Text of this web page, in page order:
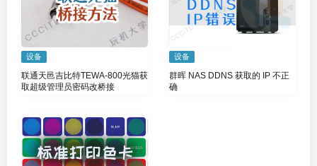
设备
联通天邑吉比特TEWA-800光猫获
取超级管理员密码改桥接
设备
群晖 NAS DDNS 获取的 IP 不正
确